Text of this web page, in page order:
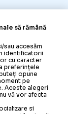
să rămână
sau accesăm
identificatorii
cu caracter
preferințele
opune
pe
Aceste alegeri
vă vor afecta
si